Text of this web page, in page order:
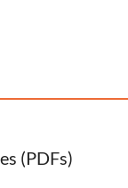
(PDFs)